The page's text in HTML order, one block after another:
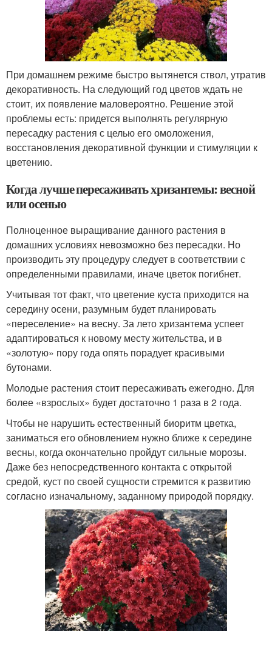
При домашнем режиме быстро вытянется ствол, утратив
декоративность. На следующий год цветов ждать не
стоит, их появление маловероятно. Решение этой
проблемы есть: придется выполнять регулярную
пересадку растения с целью его омоложения,
восстановления декоративной функции и стимуляции к
цветению.
Когда лучше пересаживать хризантемы: весной
или осенью
Полноценное выращивание данного растения в
домашних условиях невозможно без пересадки. Но
производить эту процедуру следует в соответствии с
определенными правилами, иначе цветок погибнет.
Учитывая тот факт, что цветение куста приходится на
середину осени, разумным будет планировать
«переселение» на весну. За лето хризантема успеет
адаптироваться к новому месту жительства, и в
«золотую» пору года опять порадует красивыми
бутонами.
Молодые растения стоит пересаживать ежегодно. Для
более «взрослых» будет достаточно 1 раза в 2 года.
Чтобы не нарушить естественный биоритм цветка,
заниматься его обновлением нужно ближе к середине
весны, когда окончательно пройдут сильные морозы.
Даже без непосредственного контакта с открытой
средой, куст по своей сущности стремится к развитию
согласно изначальному, заданному природой порядку.